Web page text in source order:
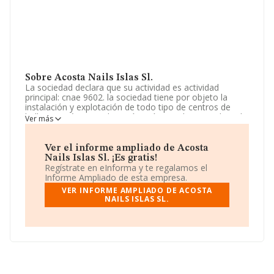
Sobre Acosta Nails Islas Sl.
La sociedad declara que su actividad es actividad
principal: cnae 9602. la sociedad tiene por objeto la
instalación y explotación de todo tipo de centros de
belleza, estética y peluquería, así como la venta de todo
tipo de productos relacionados con lo expresado. otras
gimnasios y. La empresa es una Sociedad Limitada. Su
CNAE corresponde a 9621 con código '%cnae%'. No
realiza actividad de importación y/o exportación.
Puedes visitar su sitio web:www.acostanails.com.
La empresa españolaAcosta Nails Islas S.L, con NIF
Paredes núm. 1 1 29 Ct Comer, (38002), Santa Cruz De
Ver más
Ver el informe ampliado de Acosta
Nails Islas Sl. ¡Es gratis!
Regístrate en eInforma y te regalamos el
Informe Ampliado de esta empresa.
VER INFORME AMPLIADO DE ACOSTA
NAILS ISLAS SL.